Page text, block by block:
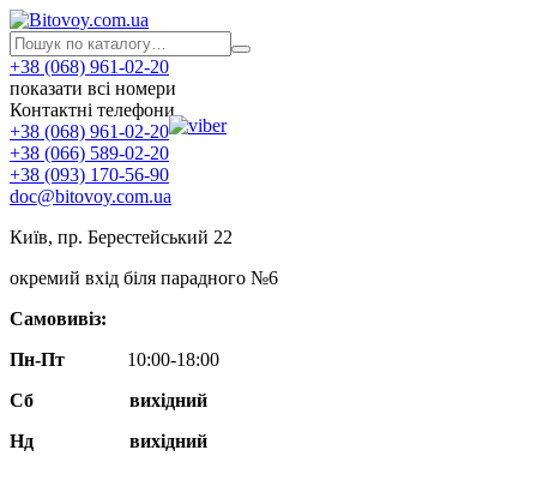
+38 (068) 961-02-20
показати всі номери
Контактні телефони
+38 (068) 961-02-20
+38 (066) 589-02-20
+38 (093) 170-56-90
doc@bitovoy.com.ua
Київ, пр. Берестейський 22
окремий вхід біля парадного №6
Самовивіз:
Пн-Пт
10:00-18:00
Сб
вихідний
Нд
вихідний